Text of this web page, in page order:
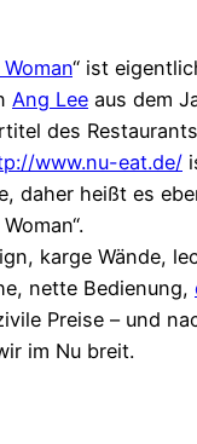
“ ist
Ang Lee aus dem
des Restaurants
www.nu-eat.de/
daher heißt es
karge Wände,
nette Bedienung,
Preise – und
im Nu breit.